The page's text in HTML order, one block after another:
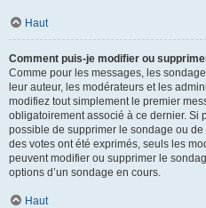
Haut
Comment puis-je modifier ou
Comme pour les messages, les
leur auteur, les modérateurs et les
modifiez tout simplement le premier
obligatoirement associé à ce dernier. Si
possible de supprimer le sondage ou
des votes ont été exprimés, seuls les
peuvent modifier ou supprimer le
options d’un sondage en cours.
Haut